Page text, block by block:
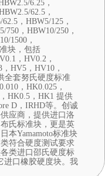
6.25，
62.5，
，HBW5/125，
750，HBW10/250，
1500，
块，包括
，HV0.2，
HV5，HV10，
全套努氏硬度标准
，HK0.025，
HK0.5，HK1 提供
D，IRHD等。创诚
应商，提供进口洛
氏标准块，更是英
本Yamamoto标准块
符合硬度测试要求
类进口邵氏硬度标
进口橡胶硬度块。我